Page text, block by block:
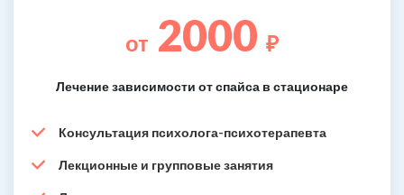
от 2000 ₽
Лечение зависимости от спайса в стационаре
Консультация психолога-психотерапевта
Лекционные и групповые занятия